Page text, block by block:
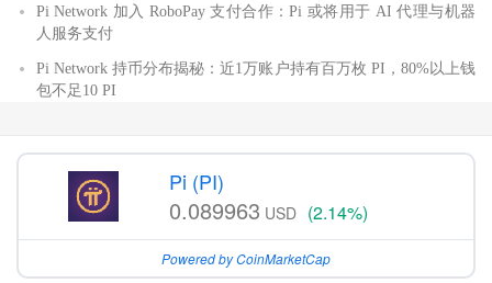
Pi Network 加入 RoboPay 支付合作：Pi 或将用于 AI 代理与机器
人服务支付
Pi Network 持币分布揭秘：近1万账户持有百万枚 PI，80%以上钱
包不足10 PI
Pi (PI)
0.089963 USD (2.14%)
Powered by CoinMarketCap